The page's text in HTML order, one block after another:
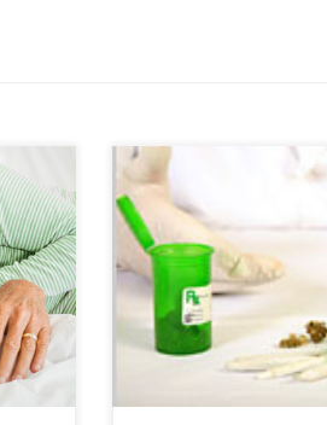
Krajowa legalizacja
Zjednoczonych
zmniejszeniem
o pół miliarda
krajowych ustaw
marihuany wiąże się
spadkiem
leków na receptę.